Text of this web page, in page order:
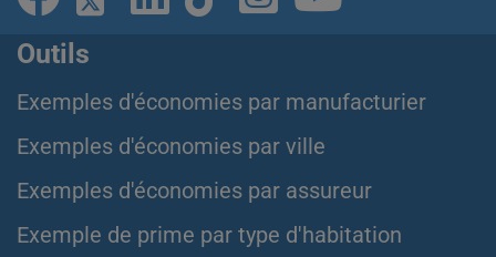
Outils
Exemples d'économies par manufacturier
Exemples d'économies par ville
Exemples d'économies par assureur
Exemple de prime par type d'habitation